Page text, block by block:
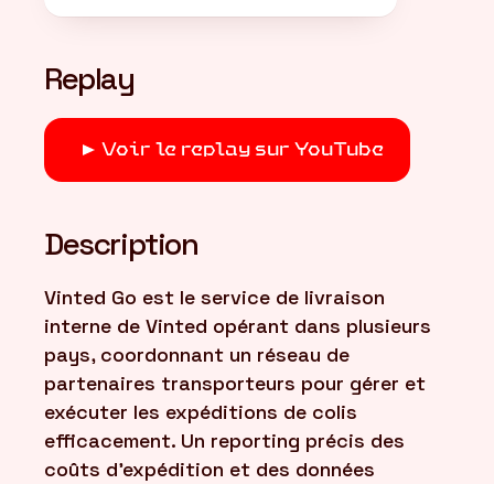
Replay
Voir le replay sur YouTube
Description
Vinted Go est le service de livraison
interne de Vinted opérant dans plusieurs
pays, coordonnant un réseau de
partenaires transporteurs pour gérer et
exécuter les expéditions de colis
efficacement. Un reporting précis des
coûts d'expédition et des données